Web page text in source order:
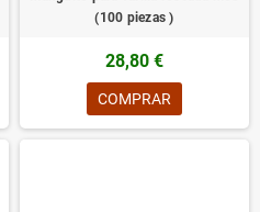
(100 piezas )
28,80 €
COMPRAR